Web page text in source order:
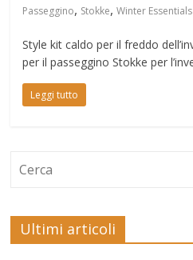
Passeggino, Stokke,Winter Essentials
Style kit caldo per il freddo
per il passeggino Stokke per
Leggi tutto
Ultimi articoli